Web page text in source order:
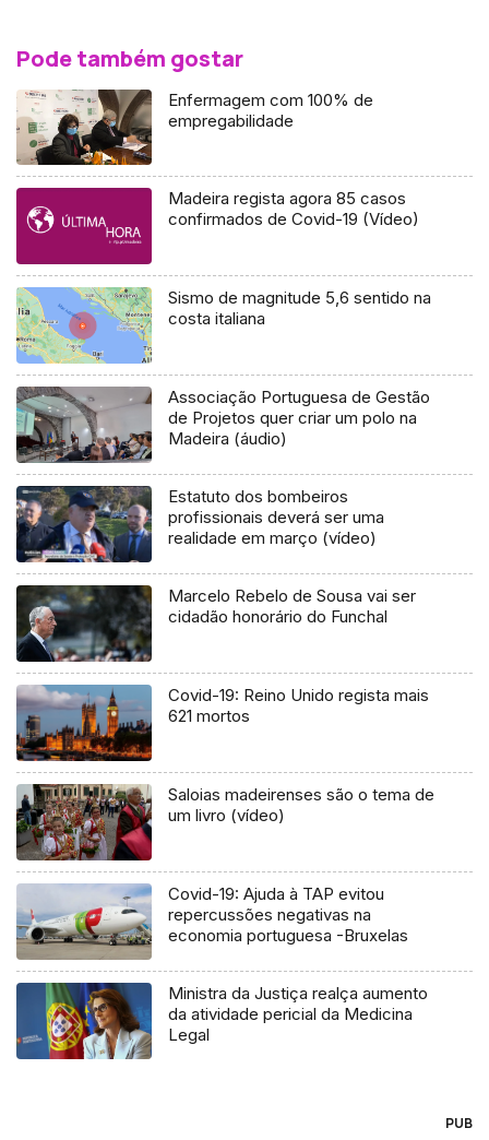
Pode também gostar
Enfermagem com 100% de
empregabilidade
Madeira regista agora 85 casos
confirmados de Covid-19 (Vídeo)
Sismo de magnitude 5,6 sentido na
costa italiana
Associação Portuguesa de Gestão
de Projetos quer criar um polo na
Madeira (áudio)
Estatuto dos bombeiros
profissionais deverá ser uma
realidade em março (vídeo)
Marcelo Rebelo de Sousa vai ser
cidadão honorário do Funchal
Covid-19: Reino Unido regista mais
621 mortos
Saloias madeirenses são o tema de
um livro (vídeo)
Covid-19: Ajuda à TAP evitou
repercussões negativas na
economia portuguesa -Bruxelas
Ministra da Justiça realça aumento
da atividade pericial da Medicina
Legal
PUB